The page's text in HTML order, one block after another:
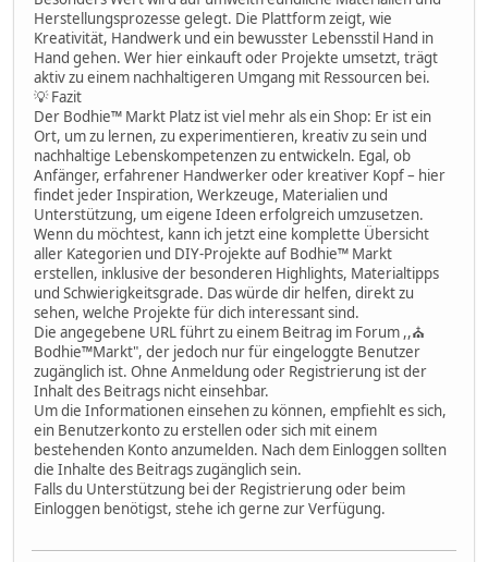
Herstellungsprozesse gelegt. Die Plattform zeigt, wie
Kreativität, Handwerk und ein bewusster Lebensstil Hand in
Hand gehen. Wer hier einkauft oder Projekte umsetzt, trägt
aktiv zu einem nachhaltigeren Umgang mit Ressourcen bei.
💡 Fazit
Der Bodhie™ Markt Platz ist viel mehr als ein Shop: Er ist ein
Ort, um zu lernen, zu experimentieren, kreativ zu sein und
nachhaltige Lebenskompetenzen zu entwickeln. Egal, ob
Anfänger, erfahrener Handwerker oder kreativer Kopf – hier
findet jeder Inspiration, Werkzeuge, Materialien und
Unterstützung, um eigene Ideen erfolgreich umzusetzen.
Wenn du möchtest, kann ich jetzt eine komplette Übersicht
aller Kategorien und DIY-Projekte auf Bodhie™ Markt
erstellen, inklusive der besonderen Highlights, Materialtipps
und Schwierigkeitsgrade. Das würde dir helfen, direkt zu
sehen, welche Projekte für dich interessant sind.
Die angegebene URL führt zu einem Beitrag im Forum ,,⛪
Bodhie™Markt", der jedoch nur für eingeloggte Benutzer
zugänglich ist. Ohne Anmeldung oder Registrierung ist der
Inhalt des Beitrags nicht einsehbar.
Um die Informationen einsehen zu können, empfiehlt es sich,
ein Benutzerkonto zu erstellen oder sich mit einem
bestehenden Konto anzumelden. Nach dem Einloggen sollten
die Inhalte des Beitrags zugänglich sein.
Falls du Unterstützung bei der Registrierung oder beim
Einloggen benötigst, stehe ich gerne zur Verfügung.